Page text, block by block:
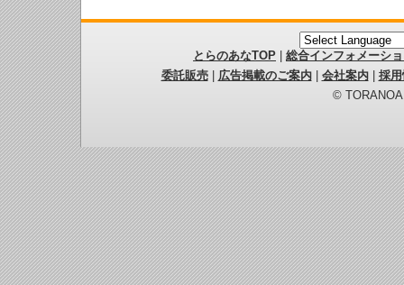
とらのあなTOP
総合インフォメーシ
委託販売| 広告掲載のご案内| 会社案内| 採
©